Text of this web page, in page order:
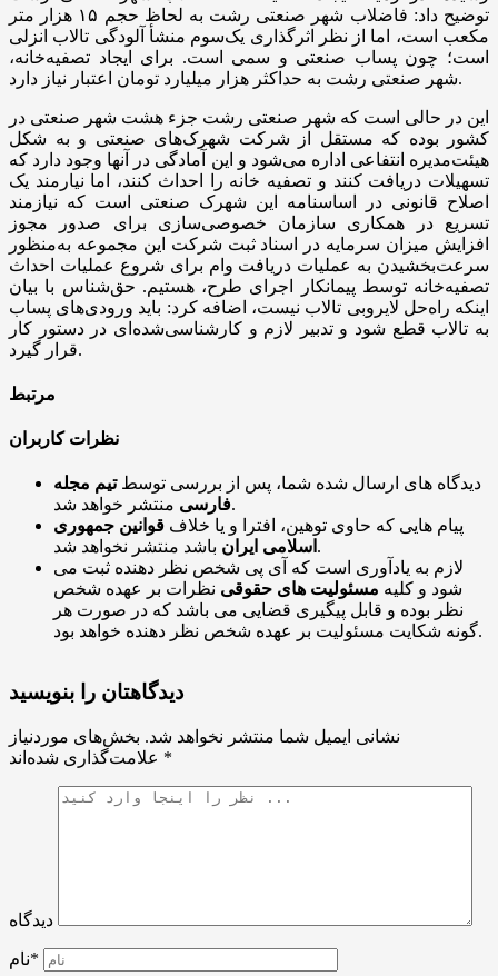
توضیح داد: فاضلاب شهر صنعتی رشت به لحاظ حجم ۱۵ هزار متر
مکعب است، اما از نظر اثرگذاری یک‌سوم منشأ آلودگی تالاب انزلی
است؛ چون پساب صنعتی و سمی است. برای ایجاد تصفیه‌خانه،
شهر صنعتی رشت به حداکثر هزار میلیارد تومان اعتبار نیاز دارد.
این در حالی است که شهر صنعتی رشت جزء هشت شهر صنعتی در
کشور بوده که مستقل از شرکت شهرک‌های صنعتی و به شکل
هیئت‌مدیره انتفاعی اداره می‌شود و این آمادگی در آنها وجود دارد که
تسهیلات دریافت کنند و تصفیه خانه را احداث کنند، اما نیارمند یک
اصلاح قانونی در اساسنامه این شهرک صنعتی است که نیازمند
تسریع در همکاری سازمان خصوصی‌سازی برای صدور مجوز
افزایش میزان سرمایه در اسناد ثبت شرکت این مجموعه به‌منظور
سرعت‌بخشیدن به عملیات دریافت وام برای شروع عملیات احداث
تصفیه‌خانه توسط پیمانکار اجرای طرح، هستیم. حق‌شناس با بیان
اینکه راه‌حل لایروبی تالاب نیست، اضافه کرد: باید ورودی‌های پساب
به تالاب قطع شود و تدبیر لازم و کارشناسی‌شده‌ای در دستور کار
قرار گیرد.
مرتبط
نظرات کاربران
دیدگاه های ارسال شده شما، پس از بررسی توسطتیم مجله
فارسیمنتشر خواهد شد.
پیام هایی که حاوی توهین، افترا و یا خلاف قوانین جمهوری
اسلامی ایران باشد منتشر نخواهد شد.
لازم به یادآوری است که آی پی شخص نظر دهنده ثبت می
شود و کلیه مسئولیت های حقوقی نظرات بر عهده شخص
نظر بوده و قابل پیگیری قضایی می باشد که در صورت هر
گونه شکایت مسئولیت بر عهده شخص نظر دهنده خواهد بود.
دیدگاهتان را بنویسید
نشانی ایمیل شما منتشر نخواهد شد. بخش‌های موردنیاز
*
دیدگاه
نام*